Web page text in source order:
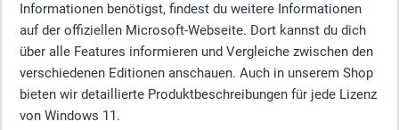
Informationen benötigst, findest du weitere Informationen
auf der offiziellen Microsoft-Webseite. Dort kannst du dich
über alle Features informieren und Vergleiche zwischen den
verschiedenen Editionen anschauen. Auch in unserem Shop
bieten wir detaillierte Produktbeschreibungen für jede Lizenz
von Windows 11.